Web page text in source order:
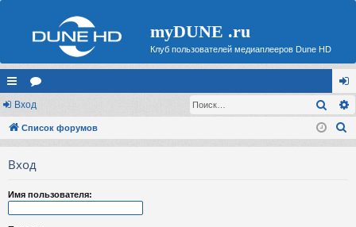
myDUNE .ru
Клуб пользователей медиаплееров Dune HD
с
ы
ор
ум
хо
д
Вход
Список форумов
Вход
Имя пользователя: